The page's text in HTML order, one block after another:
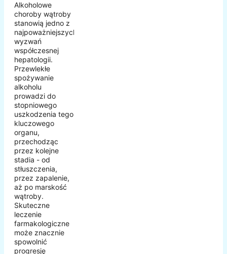
Alkoholowe
choroby wątroby
stanowią jedno z
najpoważniejszych
wyzwań
współczesnej
hepatologii.
Przewlekłe
spożywanie
alkoholu
prowadzi do
stopniowego
uszkodzenia tego
kluczowego
organu,
przechodząc
przez kolejne
stadia - od
stłuszczenia,
przez zapalenie,
aż po marskość
wątroby.
Skuteczne
leczenie
farmakologiczne
może znacznie
spowolnić
progresję